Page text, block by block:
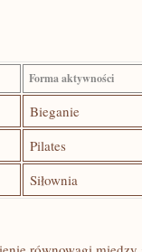
Forma aktywności
Bieganie
Pilates
Siłownia